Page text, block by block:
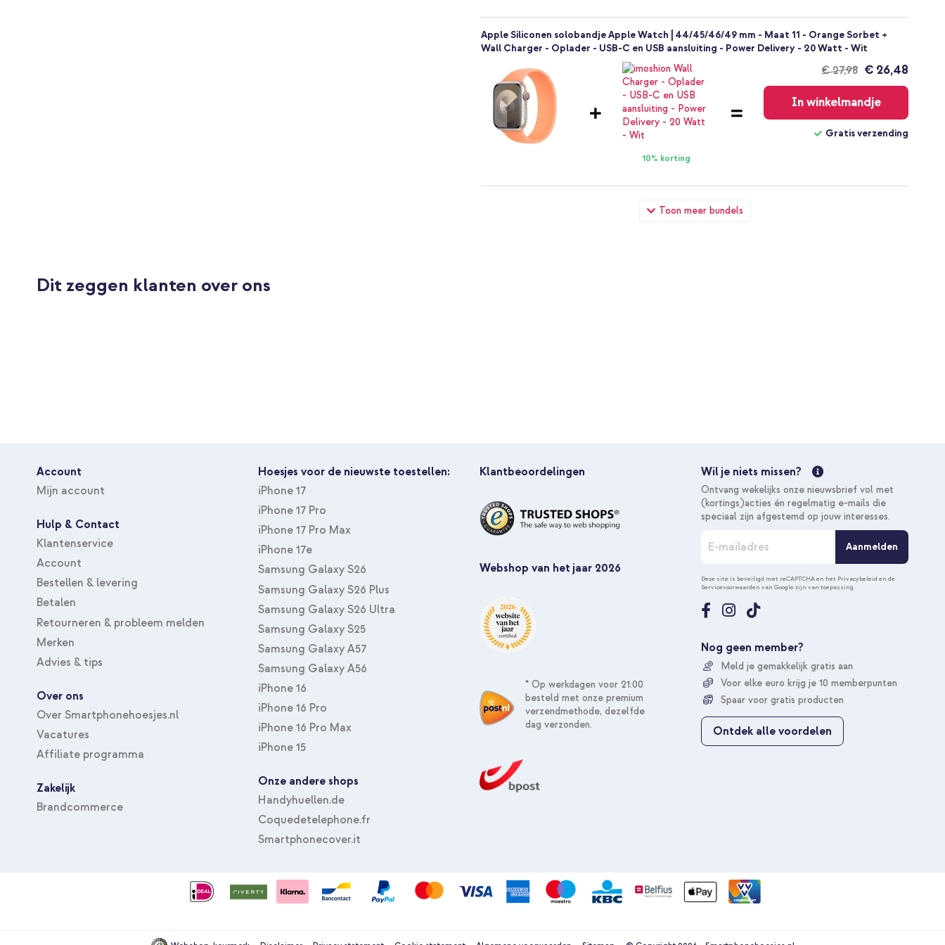
Toon meer bundels
Apple Siliconen solobandje Apple Watch | 44/45/46/49 mm - Maat 11 - Orange Sorbet +
Wall Charger - Oplader - USB-C en USB aansluiting - Power Delivery - 20 Watt - Wit
10% korting
€ 27,98
verzending
€ 26,48
In winkelmandje
Gratis verzending
Apple Siliconen solobandje Apple Watch | 44/45/46/49 mm - Maat 11 - Orange Sorbet + Full
Cover Hardcase Apple Watch 4 / 5 / 6 / SE - 44 mm - Zwart
Dit zeggen klanten over ons
Account
Mijn account
Hulp & Contact
Klantenservice
Account
Bestellen & levering
Betalen
Retourneren & probleem melden
Merken
Advies & tips
Over ons
Over Smartphonehoesjes.nl
Vacatures
Affiliate programma
Zakelijk
Brandcommerce
Hoesjes voor de nieuwste toestellen:
iPhone 17
iPhone 17 Pro
iPhone 17 Pro Max
iPhone 17e
Samsung Galaxy S26
Samsung Galaxy S26 Plus
Samsung Galaxy S26 Ultra
Samsung Galaxy S25
Samsung Galaxy A57
Samsung Galaxy A56
iPhone 16
iPhone 16 Pro
iPhone 16 Pro Max
iPhone 15
Onze andere shops
Handyhuellen.de
Coquedetelephone.fr
Smartphonecover.it
Klantbeoordelingen
Webshop van het jaar 2026
* Op werkdagen voor 21:00
besteld met onze premium
verzendmethode, dezelfde
dag verzonden.
Wil je niets missen?
Ontvang wekelijks onze nieuwsbrief vol met
(kortings)acties én regelmatig e-mails die
speciaal zijn afgestemd op jouw interesses.
n
n
e
e
u
p
o
n
e
Aanmelden
Deze site is beveiligd met reCAPTCHA en het Privacybeleid en de
Servicevoorwaarden van Google zijn van toepassing.
Nog geen member?
Meld je gemakkelijk gratis aan
Voor elke euro krijg je 10 memberpunten
Spaar voor gratis producten
Ontdek alle voordelen